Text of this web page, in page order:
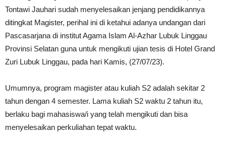
Tontawi Jauhari sudah menyelesaikan jenjang pendidikannya
ditingkat Magister, perihal ini di ketahui adanya undangan dari
Pascasarjana di institut Agama Islam Al-Azhar Lubuk Linggau
Provinsi Selatan guna untuk mengikuti ujian tesis di Hotel Grand
Zuri Lubuk Linggau, pada hari Kamis, (27/07/23).
Umumnya, program magister atau kuliah S2 adalah sekitar 2
tahun dengan 4 semester. Lama kuliah S2 waktu 2 tahun itu,
berlaku bagi mahasiswa/i yang telah mengikuti dan bisa
menyelesaikan perkuliahan tepat waktu.